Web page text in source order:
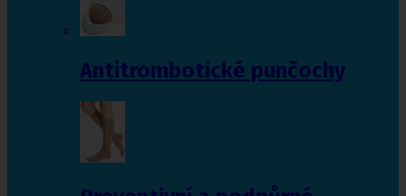
Antitrombotické punčochy